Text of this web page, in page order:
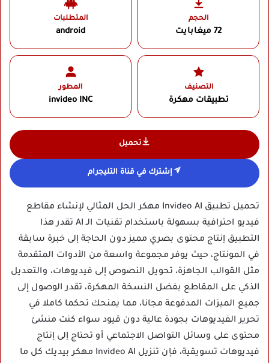
الحجم
72 ميغابايت
المتطلبات
android
التصنيف
تطبيقات مهكرة
المطور
invideo INC‏
تحميل
إشترك في قناة التليجرام
تحميل تطبيق Invideo AI مهكر الحل المثالي لإنشاء مقاطع
فيديو احترافية بسهولة باستخدام تقنيات الـ AI تقدر هذا
التطبيق إنتاج محتوى بصري مميز دون الحاجة إلى خبرة سابقة
في المونتاج، حيث يوفر مجموعة واسعة من الأدوات المتقدمة
مثل القوالب الجاهزة، تحويل النصوص إلى فيديوهات، والتعديل
الذكي على المقاطع بفضل النسخة المهكرة، تقدر الوصول إلى
جميع الميزات المدفوعة مجانا، مما يمنحك تحكما كاملا في
تحرير الفيديوهات بجودة عالية دون قيود سواء كنت منشئ
محتوى على وسائل التواصل الاجتماعي أو تحتاج إلى إنتاج
فيديوهات تسويقية، فإن تنزيل Invideo AI مهكر بيديك كل ما